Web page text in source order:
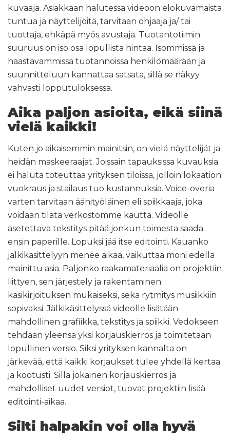
kuvaaja. Asiakkaan halutessa videoon elokuvamaista
tuntua ja näyttelijöitä, tarvitaan ohjaaja ja/ tai
tuottaja, ehkäpä myös avustaja. Tuotantotiimin
suuruus on iso osa lopullista hintaa. Isommissa ja
haastavammissa tuotannoissa henkilömäärään ja
suunnitteluun kannattaa satsata, sillä se näkyy
vahvasti lopputuloksessa.
Aika paljon asioita, eikä siinä
vielä kaikki!
Kuten jo aikaisemmin mainitsin, on vielä näyttelijät ja
heidän maskeeraajat. Joissain tapauksissa kuvauksia
ei haluta toteuttaa yrityksen tiloissa, jolloin lokaation
vuokraus ja stailaus tuo kustannuksia. Voice-overia
varten tarvitaan äänityöläinen eli spiikkaaja, joka
voidaan tilata verkostomme kautta. Videolle
asetettava tekstitys pitää jonkun toimesta saada
ensin paperille. Lopuksi jää itse editointi. Kauanko
jälkikäsittelyyn menee aikaa, vaikuttaa moni edellä
mainittu asia. Paljonko raakamateriaalia on projektiin
liittyen, sen järjestely ja rakentaminen
käsikirjoituksen mukaiseksi, sekä rytmitys musiikkiin
sopivaksi. Jälkikäsittelyssä videolle lisätään
mahdollinen grafiikka, tekstitys ja spiikki. Vedokseen
tehdään yleensä yksi korjauskierros ja toimitetaan
lopullinen versio. Siksi yrityksen kannalta on
järkevää, että kaikki korjaukset tulee yhdellä kertaa
ja kootusti. Sillä jokainen korjauskierros ja
mahdolliset uudet versiot, tuovat projektiin lisää
editointi-aikaa.
Silti halpakin voi olla hyvä